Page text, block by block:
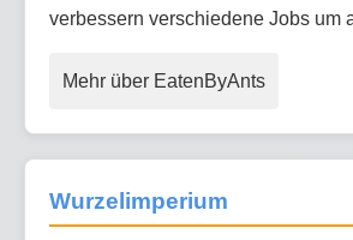
verbessern verschiedene Jobs um
Mehr über EatenByAnts
Wurzelimperium